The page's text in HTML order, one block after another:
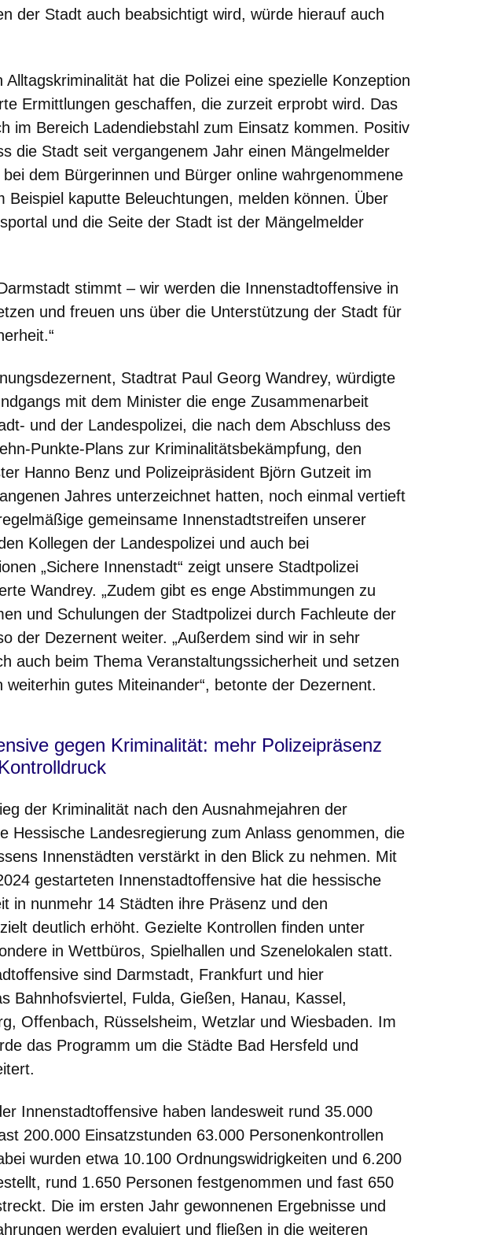
der Stadt auch beabsichtigt wird, würde hierauf auch
Alltagskriminalität hat die Polizei eine spezielle Konzeption
Ermittlungen geschaffen, die zurzeit erprobt wird. Das
im Bereich Ladendiebstahl zum Einsatz kommen. Positiv
die Stadt seit vergangenem Jahr einen Mängelmelder
dem Bürgerinnen und Bürger online wahrgenommene
Beispiel kaputte Beleuchtungen, melden können. Über
und die Seite der Stadt ist der Mängelmelder
stimmt – wir werden die Innenstadtoffensive in
und freuen uns über die Unterstützung der Stadt für
Stadtrat Paul Georg Wandrey, würdigte
mit dem Minister die enge Zusammenarbeit
und der Landespolizei, die nach dem Abschluss des
Punkte-Plans zur Kriminalitätsbekämpfung, den
Hanno Benz und Polizeipräsident Björn Gutzeit im
Jahres unterzeichnet hatten, noch einmal vertieft
gemeinsame Innenstadtstreifen unserer
Kollegen der Landespolizei und auch bei
„Sichere Innenstadt“ zeigt unsere Stadtpolizei
Wandrey. „Zudem gibt es enge Abstimmungen zu
und Schulungen der Stadtpolizei durch Fachleute der
der Dezernent weiter. „Außerdem sind wir in sehr
auch beim Thema Veranstaltungssicherheit und setzen
weiterhin gutes Miteinander“, betonte der Dezernent.
gegen Kriminalität: mehr Polizeipräsenz
der Kriminalität nach den Ausnahmejahren der
Hessische Landesregierung zum Anlass genommen, die
Innenstädten verstärkt in den Blick zu nehmen. Mit
gestarteten Innenstadtoffensive hat die hessische
in nunmehr 14 Städten ihre Präsenz und den
deutlich erhöht. Gezielte Kontrollen finden unter
in Wettbüros, Spielhallen und Szenelokalen statt.
sind Darmstadt, Frankfurt und hier
Bahnhofsviertel, Fulda, Gießen, Hanau, Kassel,
Offenbach, Rüsselsheim, Wetzlar und Wiesbaden. Im
das Programm um die Städte Bad Hersfeld und
Innenstadtoffensive haben landesweit rund 35.000
200.000 Einsatzstunden 63.000 Personenkontrollen
wurden etwa 10.100 Ordnungswidrigkeiten und 6.200
rund 1.650 Personen festgenommen und fast 650
Die im ersten Jahr gewonnenen Ergebnisse und
werden evaluiert und fließen in die weiteren